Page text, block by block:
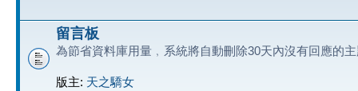
留言板
為節省資料庫用量﹐系統將自動刪除30天內沒有回應的
版主: 天之驕女